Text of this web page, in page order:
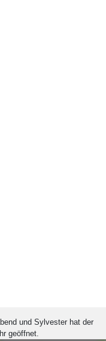
und Sylvester hat der
geöffnet.